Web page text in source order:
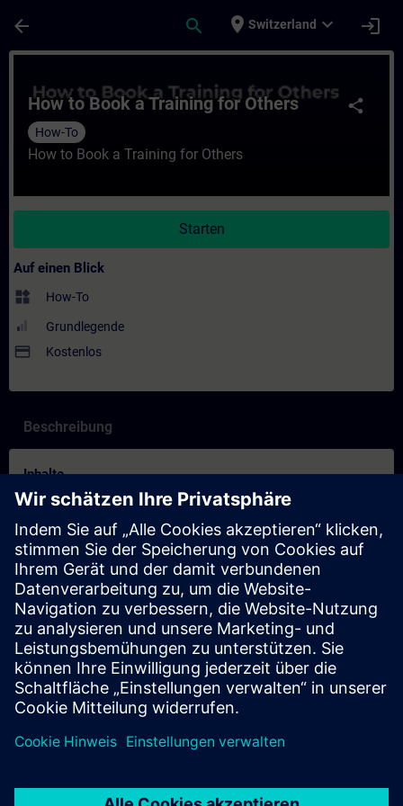
arrow_back search place Switzerland expand_more login
share
How to Book a Training for Others
How-To
How to Book a Training for Others
Starten
Auf einen Blick
widgets How-To
Grundlegende
payment Kostenlos
Beschreibung
Inhalte
How to on booking process for others